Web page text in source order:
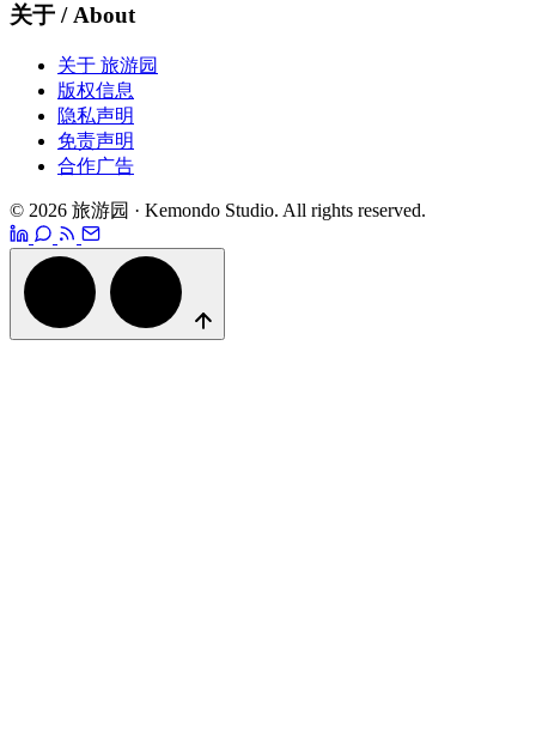
关于 / About
关于 旅游园
版权信息
隐私声明
免责声明
合作广告
© 2026 旅游园 · Kemondo Studio. All rights reserved.